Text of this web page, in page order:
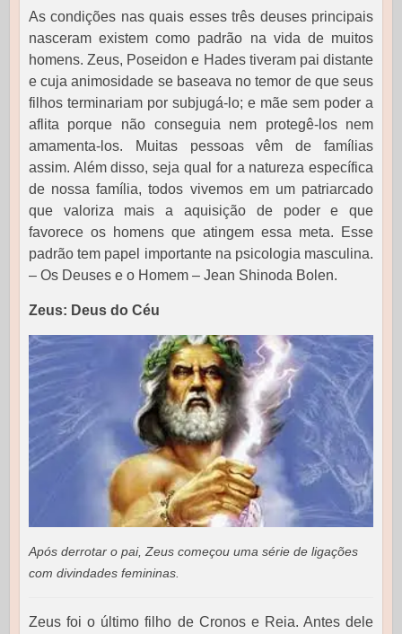
As condições nas quais esses três deuses principais
nasceram existem como padrão na vida de muitos
homens. Zeus, Poseidon e Hades tiveram pai distante
e cuja animosidade se baseava no temor de que seus
filhos terminariam por subjugá-lo; e mãe sem poder a
aflita porque não conseguia nem protegê-los nem
amamenta-los. Muitas pessoas vêm de famílias
assim. Além disso, seja qual for a natureza específica
de nossa família, todos vivemos em um patriarcado
que valoriza mais a aquisição de poder e que
favorece os homens que atingem essa meta. Esse
padrão tem papel importante na psicologia masculina.
– Os Deuses e o Homem – Jean Shinoda Bolen.
Zeus: Deus do Céu
Após derrotar o pai, Zeus começou uma série de ligações
com divindades femininas.
Zeus foi o último filho de Cronos e Reia. Antes dele